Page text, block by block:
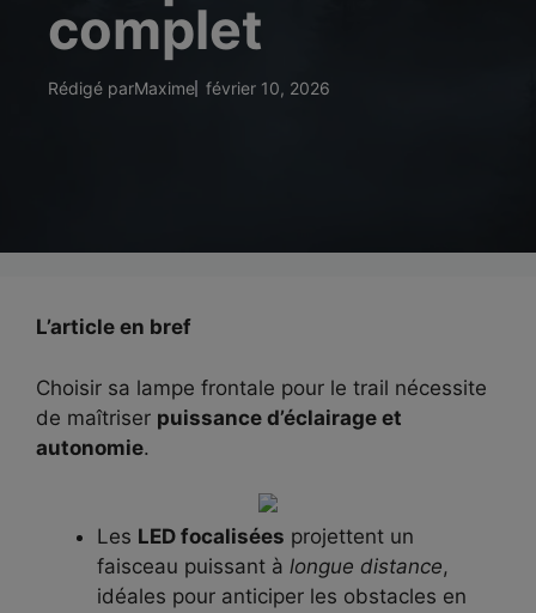
complet
Rédigé parMaxime février 10, 2026
L’article en bref
Choisir sa lampe frontale pour le trail nécessite
de maîtriser puissance d’éclairage et
autonomie.
Les LED focalisées projettent un
faisceau puissant à longue distance,
idéales pour anticiper les obstacles en